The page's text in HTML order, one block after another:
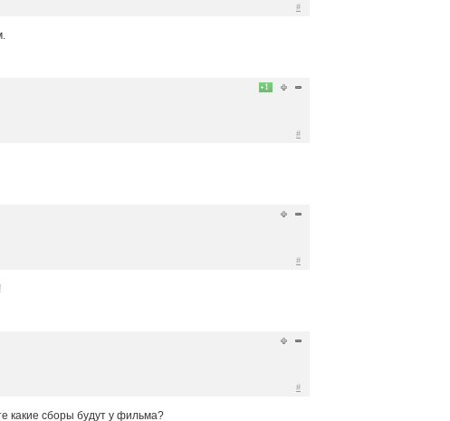
#
1
#
#
#
какие сборы будут у фильма?